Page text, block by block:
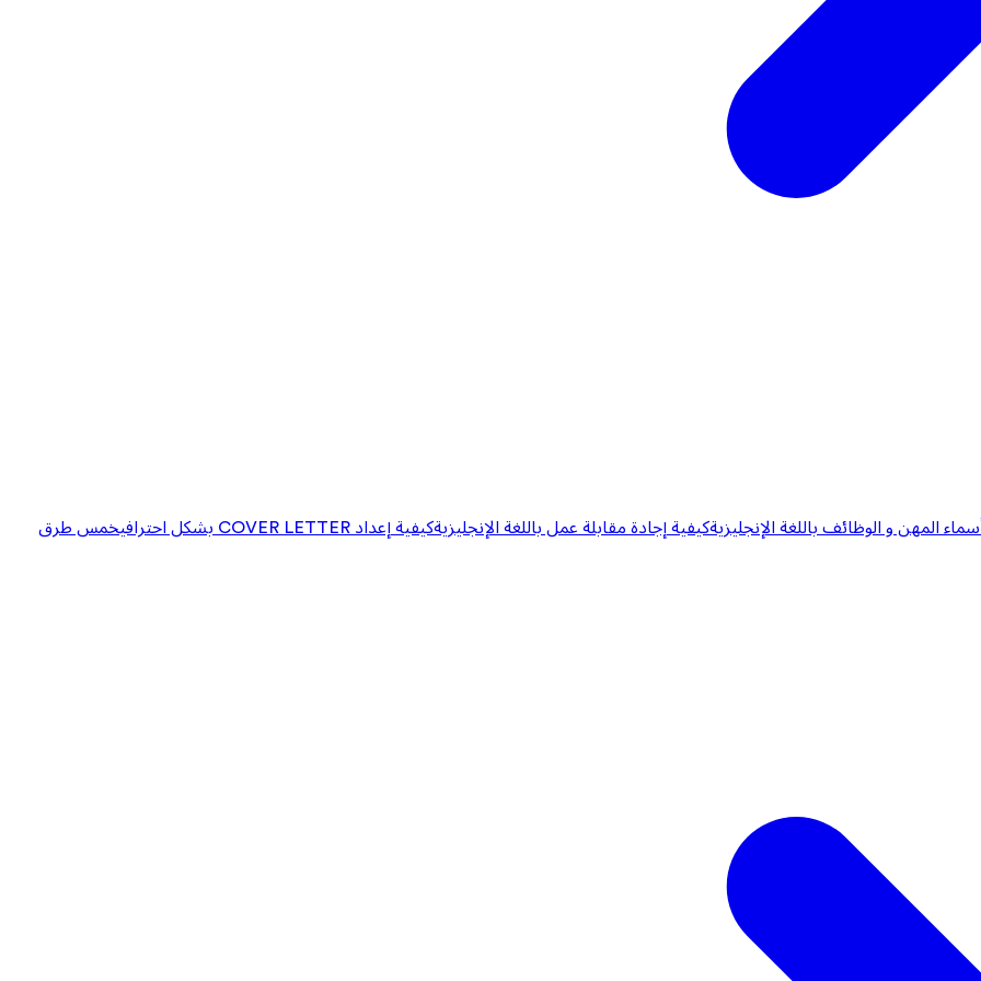
المهن و الوظائف باللغة الإنجليزيةكيفية إجادة مقابلة عمل باللغة الإنجليزيةكيفية إعداد COVER LETTER بشكل احترافي
خمس طرق